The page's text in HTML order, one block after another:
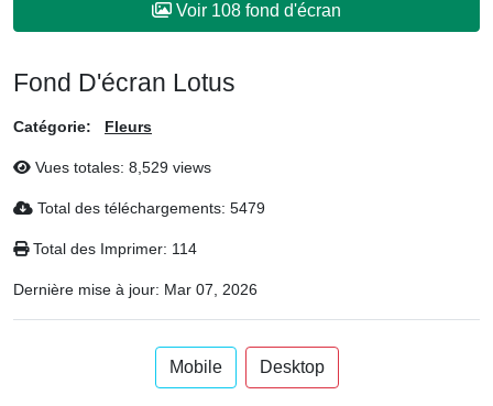
Voir 108 fond d'écran
Fond D'écran Lotus
Catégorie: Fleurs
Vues totales: 8,529 views
Total des téléchargements: 5479
Total des Imprimer: 114
Dernière mise à jour: Mar 07, 2026
Mobile Desktop